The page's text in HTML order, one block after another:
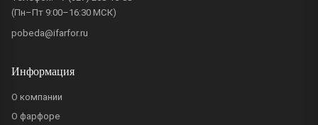
(Пн–Пт 9:00–16:30 МСК)
pobeda@ifarfor.ru
Информация
О компании
О фарфоре